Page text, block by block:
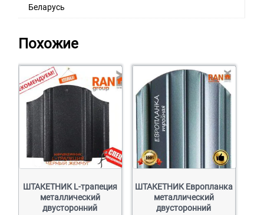
Беларусь
Похожие
ШТАКЕТНИК L-трапеция
металлический
двусторонний
ШТАКЕТНИК Европланка
металлический
двусторонний